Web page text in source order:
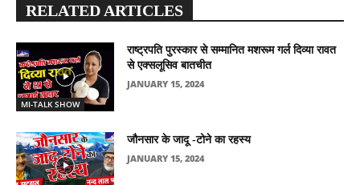
RELATED ARTICLES
MI-TALK SHOW
राष्ट्रपति पुरस्कार से सम्मानित मशरूम गर्ल दिव्या रावत
से एक्सलूसिव बातचीत
JANUARY 15, 2024
जौनसार के जादू -टोने का रहस्य
JANUARY 15, 2024